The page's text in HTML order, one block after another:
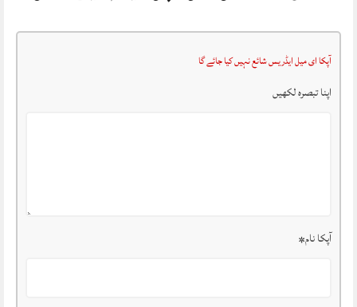
آپکا ای میل ایڈریس شائع نہیں کیا جائے گا
اپنا تبصرہ لکھیں
آپکا نام*